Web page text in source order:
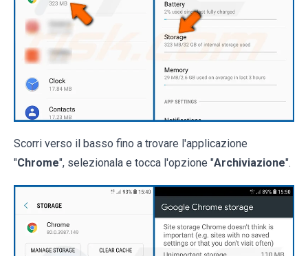
Scorri verso il basso fino a trovare l'applicazione
"Chrome", selezionala e tocca l'opzione "Archiviazione".